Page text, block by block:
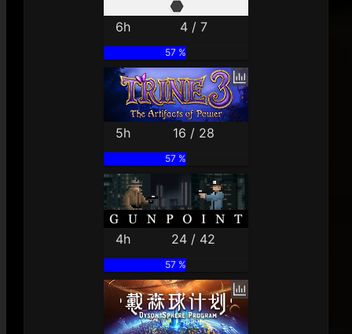
6h 4 / 7
57 %
5h 16 / 28
57 %
4h 24 / 42
57 %